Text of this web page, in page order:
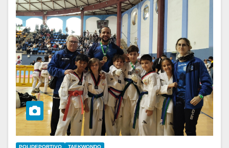
POLIDEPORTIVO TAEKWONDO